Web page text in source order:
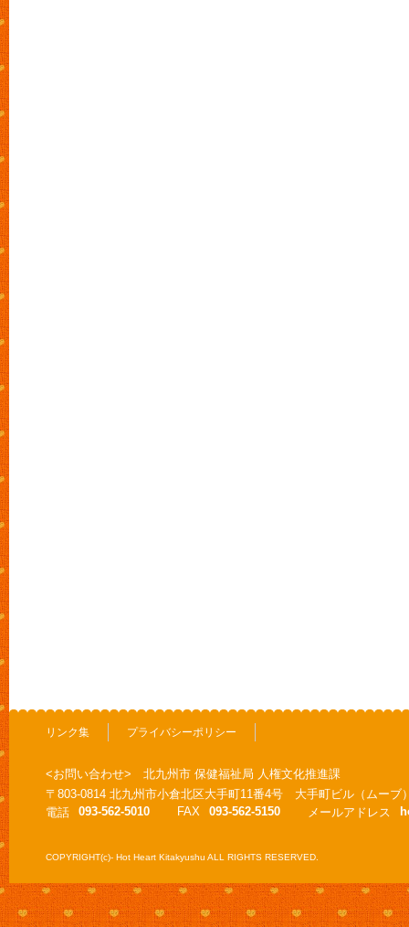
リンク集 プライバシーポリシー
<お問い合わせ> 北九州市 保健福祉局 人権文化推進課
〒803-0814 北九州市小倉北区大手町11番4号 大手町ビル（ムーブ
電話
093-562-5010 FAX 093-562-5150 メールアドレス
COPYRIGHT(c)- Hot Heart Kitakyushu ALL RIGHTS RESERVED.